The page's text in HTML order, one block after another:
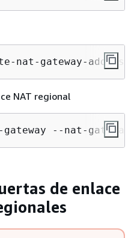
nat-gateway-
NAT regional
--nat-
de enlace